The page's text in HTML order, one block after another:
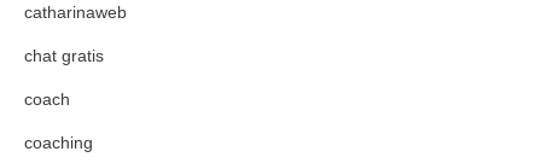
catharinaweb
chat gratis
coach
coaching